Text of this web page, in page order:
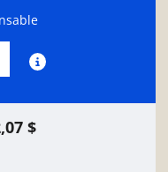
sur le fonds
$